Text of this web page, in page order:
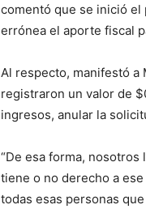
comentó que se inició
errónea el aporte fiscal
Al respecto, manifestó a
registraron un valor de
ingresos, anular la
“De esa forma,
tiene o no derecho a
todas esas personas